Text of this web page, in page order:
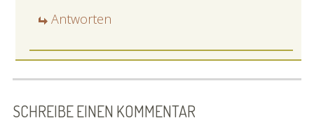
Antworten
SCHREIBE EINEN KOMMENTAR